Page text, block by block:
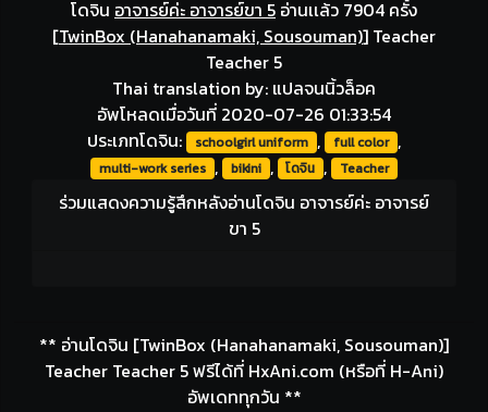
โดจิน อาจารย์ค่ะ อาจารย์ขา 5 อ่านเเล้ว 7904 ครั้ง
[TwinBox (Hanahanamaki, Sousouman)] Teacher
Teacher 5
Thai translation by: แปลจนนิ้วล็อค
อัพโหลดเมื่อวันที่ 2020-07-26 01:33:54
ประเภทโดจิน: schoolgirl uniform , full color ,
multi-work series , bikini , โดจิน , Teacher
ร่วมแสดงความรู้สึกหลังอ่านโดจิน อาจารย์ค่ะ อาจารย์
ขา 5
** อ่านโดจิน [TwinBox (Hanahanamaki, Sousouman)]
Teacher Teacher 5 ฟรีได้ที่ HxAni.com (หรือที่ H-Ani)
อัพเดททุกวัน **